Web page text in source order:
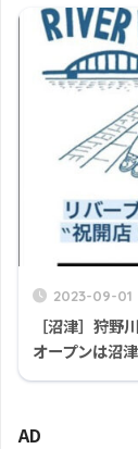
2023-09-01
［沼津］狩野
オープンは沼
AD